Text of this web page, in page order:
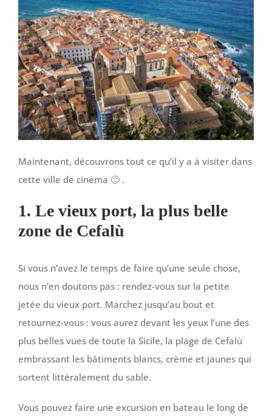
Maintenant, découvrons tout ce qu’il y a à visiter dans
cette ville de cinéma 🙂 .
1. Le vieux port, la plus belle
zone de Cefalù
Si vous n’avez le temps de faire qu’une seule chose,
nous n’en doutons pas : rendez-vous sur la petite
jetée du vieux port. Marchez jusqu’au bout et
retournez-vous : vous aurez devant les yeux l’une des
plus belles vues de toute la Sicile, la plage de Cefalù
embrassant les bâtiments blancs, crème et jaunes qui
sortent littéralement du sable.
Vous pouvez faire une excursion en bateau le long de